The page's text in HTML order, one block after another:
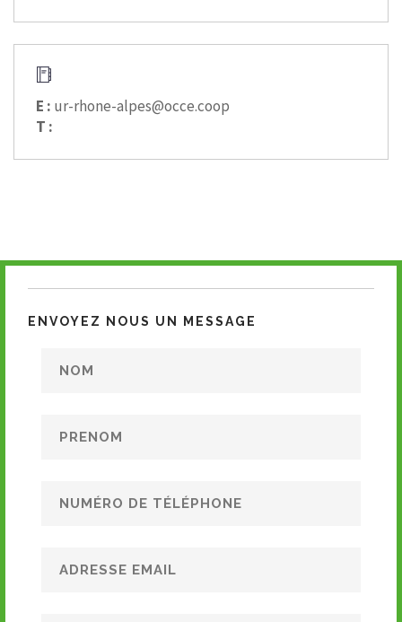
E : ur-rhone-alpes@occe.coop
T :
ENVOYEZ NOUS UN MESSAGE